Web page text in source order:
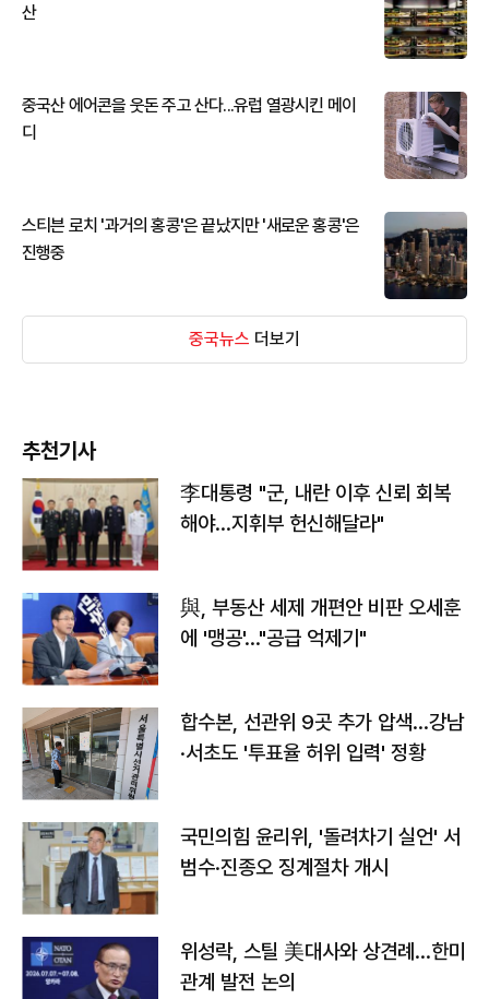
산
중국산 에어콘을 웃돈 주고 산다...유럽 열광시킨 메이
디
스티븐 로치 '과거의 홍콩'은 끝났지만 '새로운 홍콩'은
진행중
중국뉴스 더보기
추천기사
李대통령 "군, 내란 이후 신뢰 회복
해야…지휘부 헌신해달라"
與, 부동산 세제 개편안 비판 오세훈
에 '맹공'…"공급 억제기"
합수본, 선관위 9곳 추가 압색…강남
·서초도 '투표율 허위 입력' 정황
국민의힘 윤리위, '돌려차기 실언' 서
범수·진종오 징계절차 개시
위성락, 스틸 美대사와 상견례…한미
관계 발전 논의